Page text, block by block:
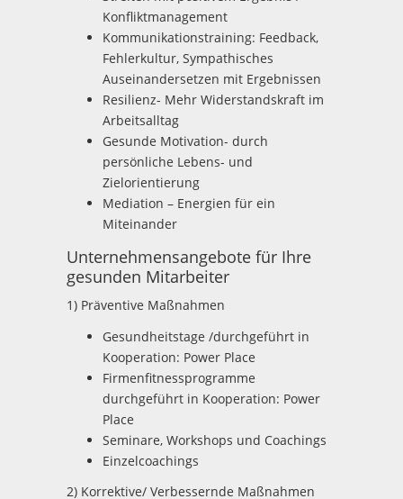
Konfliktmanagement
Kommunikationstraining: Feedback,
Fehlerkultur, Sympathisches
Auseinandersetzen mit Ergebnissen
Resilienz- Mehr Widerstandskraft im
Arbeitsalltag
Gesunde Motivation- durch
persönliche Lebens- und
Zielorientierung
Mediation – Energien für ein
Miteinander
Unternehmensangebote für Ihre
gesunden Mitarbeiter
1) Präventive Maßnahmen
Gesundheitstage /durchgeführt in
Kooperation: Power Place
Firmenfitnessprogramme
durchgeführt in Kooperation: Power
Place
Seminare, Workshops und Coachings
Einzelcoachings
2) Korrektive/ Verbessernde Maßnahmen